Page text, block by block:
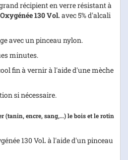
récipient en verre résistant à
130 Vol. avec 5% d'alcali
avec un pinceau nylon.
minutes.
fin à vernir à l'aide d'une mèche
si nécessaire.
(tanin, encre, sang,...) le bois et le rotin
130 Vol. à l'aide d'un pinceau